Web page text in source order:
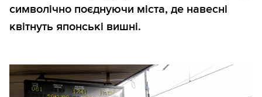
символічно поєднуючи міста, де навесні
квітнуть японські вишні.